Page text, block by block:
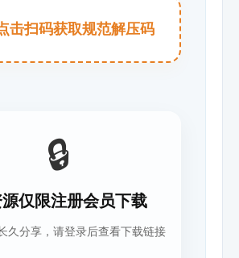
击扫码获取规范解压码
🔒
仅限注册会员下载
久分享，请登录后查看下载链接